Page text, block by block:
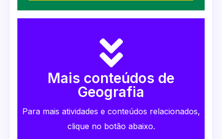
Mais conteúdos de
Geografia
Para mais atividades e conteúdos relacionados,
clique no botão abaixo.